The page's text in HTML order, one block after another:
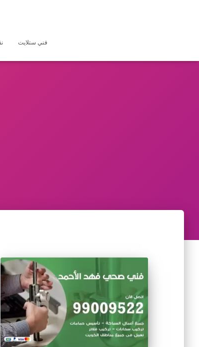
فني ستلايت